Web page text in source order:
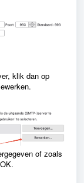
klik dan op
of zoals